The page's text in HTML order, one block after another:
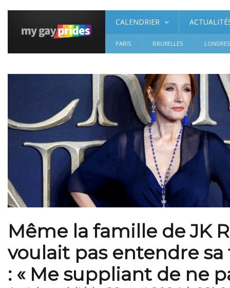
CALENDRIER
PARIS BRUXELLES LONDRES
Même la famille de JK
voulait pas entendre
: « Me suppliant de ne